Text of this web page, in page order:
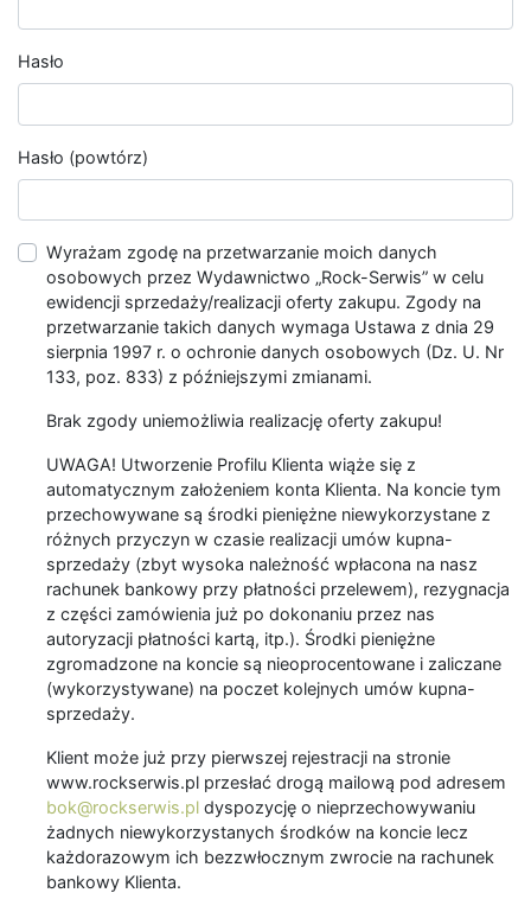
Hasło
Hasło (powtórz)
Wyrażam zgodę na przetwarzanie moich danych
osobowych przez Wydawnictwo „Rock-Serwis” w celu
ewidencji sprzedaży/realizacji oferty zakupu. Zgody na
przetwarzanie takich danych wymaga Ustawa z dnia 29
sierpnia 1997 r. o ochronie danych osobowych (Dz. U. Nr
133, poz. 833) z późniejszymi zmianami.
Brak zgody uniemożliwia realizację oferty zakupu!
UWAGA! Utworzenie Profilu Klienta wiąże się z
automatycznym założeniem konta Klienta. Na koncie tym
przechowywane są środki pieniężne niewykorzystane z
różnych przyczyn w czasie realizacji umów kupna-
sprzedaży (zbyt wysoka należność wpłacona na nasz
rachunek bankowy przy płatności przelewem), rezygnacja
z części zamówienia już po dokonaniu przez nas
autoryzacji płatności kartą, itp.). Środki pieniężne
zgromadzone na koncie są nieoprocentowane i zaliczane
(wykorzystywane) na poczet kolejnych umów kupna-
sprzedaży.
Klient może już przy pierwszej rejestracji na stronie
www.rockserwis.pl przesłać drogą mailową pod adresem
bok@rockserwis.pl dyspozycję o nieprzechowywaniu
żadnych niewykorzystanych środków na koncie lecz
każdorazowym ich bezzwłocznym zwrocie na rachunek
bankowy Klienta.